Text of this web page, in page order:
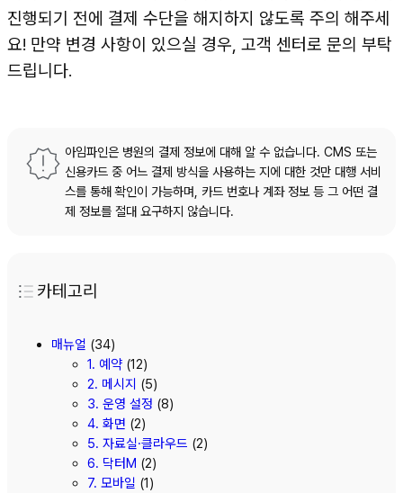
진행되기 전에 결제 수단을 해지하지 않도록 주의 해주세
요! 만약 변경 사항이 있으실 경우, 고객 센터로 문의 부탁
드립니다.
아임파인은 병원의 결제 정보에 대해 알 수 없습니다. CMS 또는
신용카드 중 어느 결제 방식을 사용하는 지에 대한 것만 대행 서비
스를 통해 확인이 가능하며, 카드 번호나 계좌 정보 등 그 어떤 결
제 정보를 절대 요구하지 않습니다.
카테고리
매뉴얼 (34)
1. 예약(12)
2. 메시지 (5)
3. 운영 설정 (8)
4. 화면 (2)
5. 자료실·클라우드 (2)
6. 닥터M (2)
7. 모바일 (1)